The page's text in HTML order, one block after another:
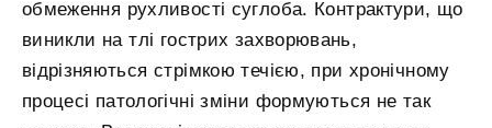
обмеження рухливості суглоба. Контрактури, що
виникли на тлі гострих захворювань,
відрізняються стрімкою течією, при хронічному
процесі патологічні зміни формуються не так